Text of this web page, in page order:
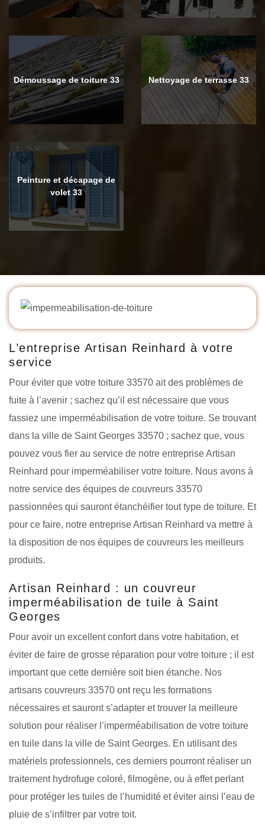
Démoussage de toiture 33 Nettoyage de terrasse 33
Peinture et décapage de
volet 33
L’entreprise Artisan Reinhard à votre
service
Pour éviter que votre toiture 33570 ait des problèmes de
fuite à l’avenir ; sachez qu’il est nécessaire que vous
fassiez une imperméabilisation de votre toiture. Se trouvant
dans la ville de Saint Georges 33570 ; sachez que, vous
pouvez vous fier au service de notre entreprise Artisan
Reinhard pour imperméabiliser votre toiture. Nous avons à
notre service des équipes de couvreurs 33570
passionnées qui sauront étanchéifier tout type de toiture. Et
pour ce faire, notre entreprise Artisan Reinhard va mettre à
la disposition de nos équipes de couvreurs les meilleurs
produits.
Artisan Reinhard : un couvreur
imperméabilisation de tuile à Saint
Georges
Pour avoir un excellent confort dans votre habitation, et
éviter de faire de grosse réparation pour votre toiture ; il est
important que cette dernière soit bien étanche. Nos
artisans couvreurs 33570 ont reçu les formations
nécessaires et sauront s’adapter et trouver la meilleure
solution pour réaliser l’imperméabilisation de votre toiture
en tuile dans la ville de Saint Georges. En utilisant des
matériels professionnels, ces derniers pourront réaliser un
traitement hydrofuge coloré, filmogène, ou à effet perlant
pour protéger les tuiles de l’humidité et éviter ainsi l’eau de
pluie de s’infiltrer par votre toit.